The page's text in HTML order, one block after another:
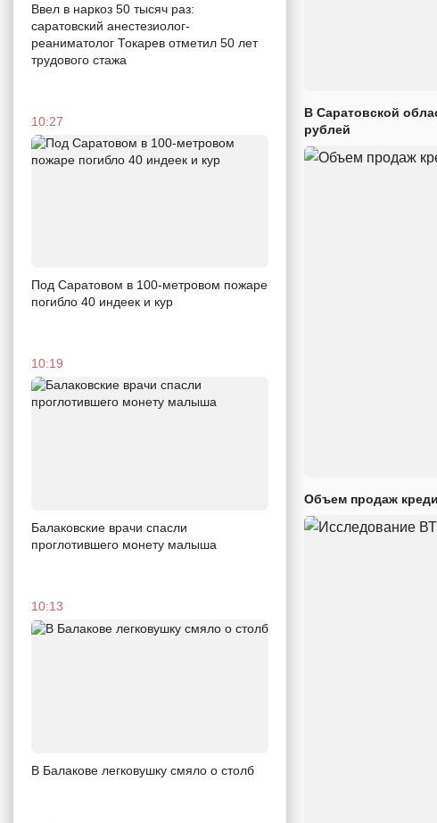
Ввел в наркоз 50 тысяч раз:
саратовский анестезиолог-
реаниматолог Токарев отметил 50 лет
трудового стажа
10:27
Под Саратовом в 100-метровом пожаре
погибло 40 индеек и кур
10:19
Балаковские врачи спасли
проглотившего монету малыша
10:13
В Балакове легковушку смяло о столб
В Саратовской
рублей
Объем продаж